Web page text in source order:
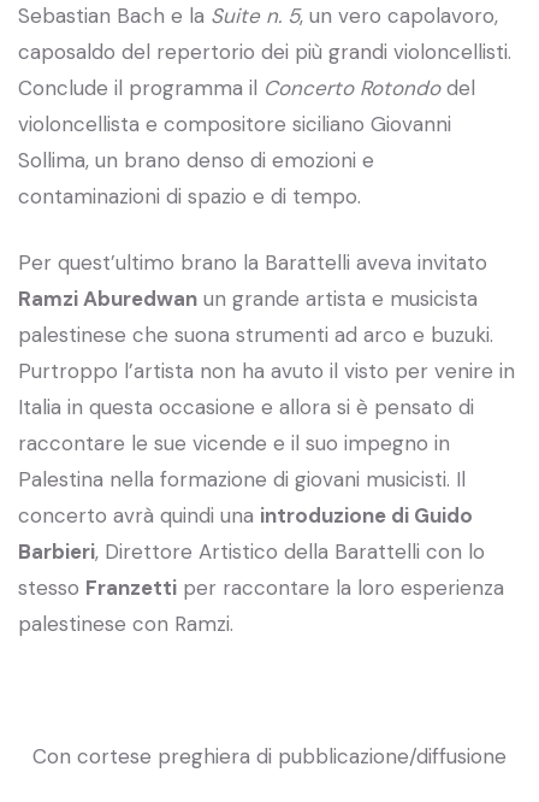
Sebastian Bach e la Suite n. 5, un vero capolavoro,
caposaldo del repertorio dei più grandi violoncellisti.
Conclude il programma il Concerto Rotondodel
violoncellista e compositore siciliano Giovanni
Sollima, un brano denso di emozioni e
contaminazioni di spazio e di tempo.
Per quest’ultimo brano la Barattelli aveva invitato
Ramzi Aburedwan un grande artista e musicista
palestinese che suona strumenti ad arco e buzuki.
Purtroppo l’artista non ha avuto il visto per venire in
Italia in questa occasione e allora si è pensato di
raccontare le sue vicende e il suo impegno in
Palestina nella formazione di giovani musicisti. Il
concerto avrà quindi una introduzione di Guido
Barbieri, Direttore Artistico della Barattelli con lo
stesso Franzetti per raccontare la loro esperienza
palestinese con Ramzi.
Con cortese preghiera di pubblicazione/diffusione